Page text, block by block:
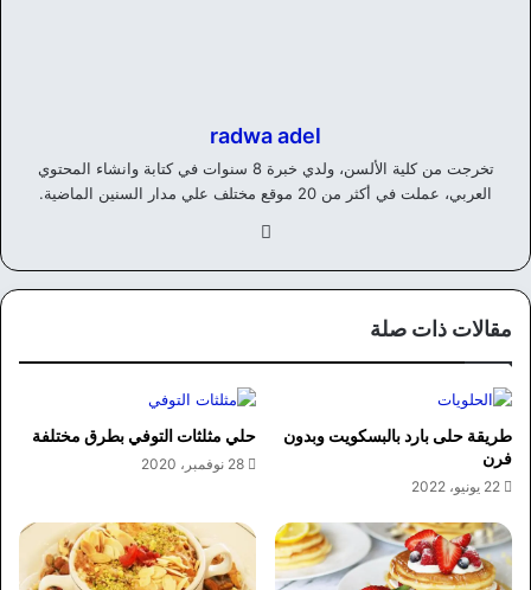
radwa adel
تخرجت من كلية الألسن، ولدي خبرة 8 سنوات في كتابة وانشاء المحتوي
العربي، عملت في أكثر من 20 موقع مختلف علي مدار السنين الماضية.
وك
مقالات ذات صلة
طريقة حلى بارد بالبسكويت وبدون
فرن
22 يونيو، 2022
حلي مثلثات التوفي بطرق مختلفة
28 نوفمبر، 2020